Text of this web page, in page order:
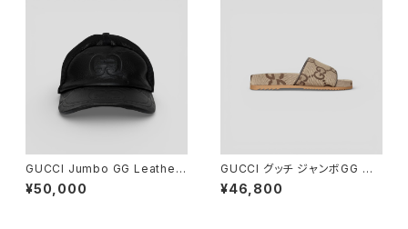
GUCCI Jumbo GG Leather
Hat Black L
¥50,000
GUCCI グッチ ジャンボGG キ
ャンバス スライド サンダル 7 2
6cm 624695
¥46,800